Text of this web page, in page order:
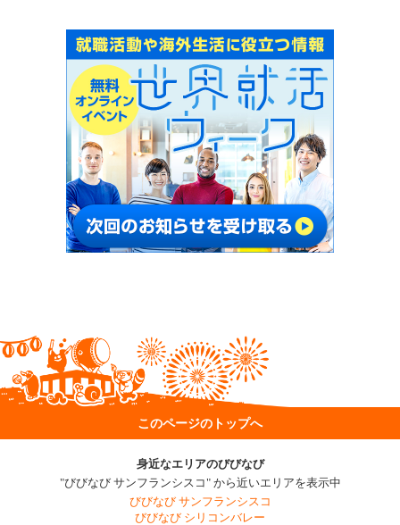
このページのトップへ
身近なエリアのびびなび
"びびなび サンフランシスコ" から近いエリアを表示中
びびなび サンフランシスコ
びびなび シリコンバレー